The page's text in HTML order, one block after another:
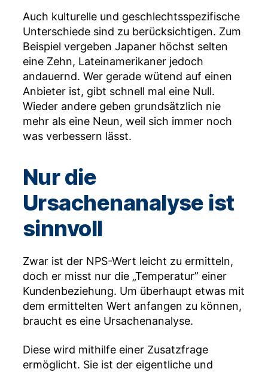
Auch kulturelle und geschlechtsspezifische
Unterschiede sind zu berücksichtigen. Zum
Beispiel vergeben Japaner höchst selten
eine Zehn, Lateinamerikaner jedoch
andauernd. Wer gerade wütend auf einen
Anbieter ist, gibt schnell mal eine Null.
Wieder andere geben grundsätzlich nie
mehr als eine Neun, weil sich immer noch
was verbessern lässt.
Nur die
Ursachenanalyse ist
sinnvoll
Zwar ist der NPS-Wert leicht zu ermitteln,
doch er misst nur die „Temperatur” einer
Kundenbeziehung. Um überhaupt etwas mit
dem ermittelten Wert anfangen zu können,
braucht es eine Ursachenanalyse.
Diese wird mithilfe einer Zusatzfrage
ermöglicht. Sie ist der eigentliche und